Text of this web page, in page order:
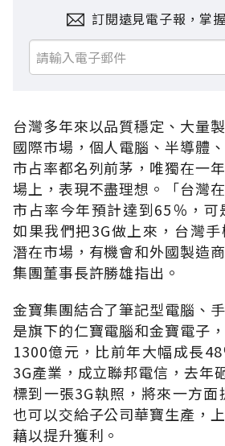
訂閱遠見電子報，掌
台灣多年來以品質穩定、大量
國際市場，個人電腦、半導體
市占率都名列前茅，唯獨在一
場上，表現不盡理想。「台灣
市占率今年預計達到65％，可
如果我們把3G做上來，台灣
潛在市場，有機會和外國製造
集團董事長許勝雄指出。
金寶集團結合了筆記型電腦、
是旗下的仁寶電腦和金寶電子
1300億元，比前年大幅成長
3G產業，成立聯邦電信，去年
標到一張3G執照，將來一方面
也可以交給子公司華寶生產，
藉以提升獲利。